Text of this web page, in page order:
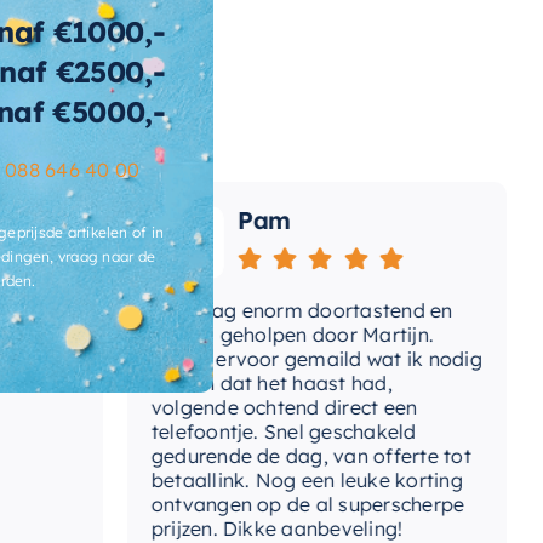
128 KG
afvoerplug Ja
2 jaar
sifon Nee, los bij te bestellen
Ja
3-4 weken
Pam
Vandaag enorm doortastend en
prettig geholpen door Martijn.
Avond ervoor gemaild wat ik nodig
had en dat het haast had,
volgende ochtend direct een
telefoontje. Snel geschakeld
gedurende de dag, van offerte tot
betaallink. Nog een leuke korting
ontvangen op de al superscherpe
prijzen. Dikke aanbeveling!
€1000,-
€2500,-
€5000,-
088 646 40 00
artikelen of in
vraag naar de